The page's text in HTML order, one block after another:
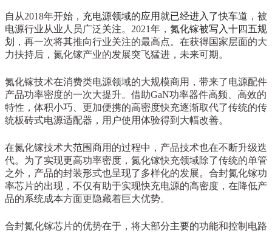
自从2018年开始， 充电源领域的应用就已经进入了快车道 ，被
电源行业从业人员广泛关注。2021年， 氮化镓被写入十四五规
划
，再一次将其推向行业关注的最高点。在获得国家层面的大
力扶持后，氮化镓产业的发展突飞猛进，未来可期。
氮化镓技术在消费类电源领域的大规模商用，带来了电源配件
产品功率密度的一次大提升。借助GaN功率器件高频、高效的
特性，体积小巧、更加便携的高密度快充逐渐取代了传统的传
统板砖式电源适配器，用户使用体验得到大幅改善。
在氮化镓技术大范围商用的过程中，产品技术也在不断升级迭
代。为了实现更高功率密度，氮化镓快充领域除了传统的单管
之外，产品的封装形式也呈现了多样化的发展。 合封氮化镓功
率芯片的出现，不仅有助于实现快充电源的高密度，在降低产
品的系统成本方面更隐藏着巨大优势。
合封氮化镓芯片的优势在于，将大部分主要的功能和控制电路